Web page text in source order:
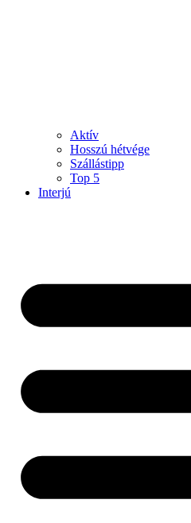
Aktív
Hosszú hétvége
Szállástipp
Top 5
Interjú